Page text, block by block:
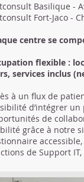
Basilique -
Fort-Jaco -
centre se
flexible :
services inclus
à un flux de
d’intégrer
de
grâce à notre
de Support